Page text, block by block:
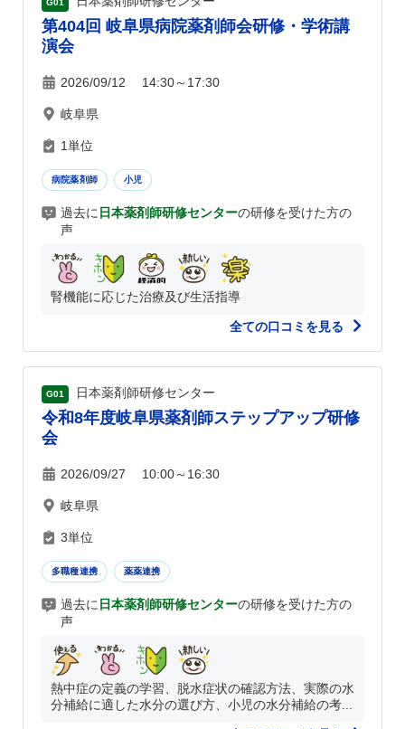
G01
第404回 岐阜県病院薬剤師会研修・学術講
演会
2026/09/12 14:30～17:30
岐阜県
1単位
病院薬剤師 小児
過去に 日本薬剤師研修センターの研修を受けた方の
声
腎機能に応じた治療及び生活指導
全ての口コミを見る
G01 日本薬剤師研修センター
令和8年度岐阜県薬剤師ステップアップ研修
会
2026/09/27 10:00～16:30
岐阜県
3単位
多職種連携 薬薬連携
過去に 日本薬剤師研修センターの研修を受けた方の
声
熱中症の定義の学習、脱水症状の確認方法、実際の水
分補給に適した水分の選び方、小児の水分補給の考...